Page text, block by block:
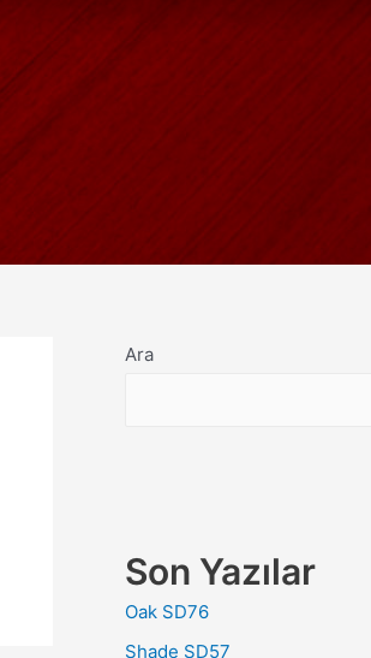
Ara
Son Yazılar
Oak SD76
Shade SD57